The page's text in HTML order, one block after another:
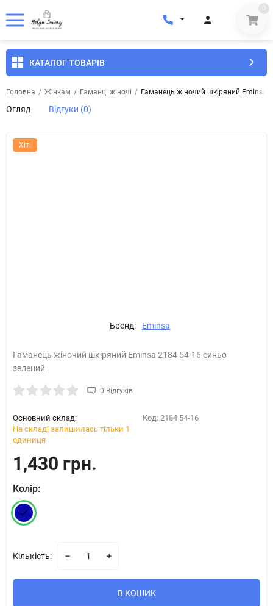
0
КАТАЛОГ ТОВАРІВ
Головна / Жінкам / Гаманці жіночі / Гаманець жіночий шкіряний Eminsa
Огляд Відгуки (0)
Хіт!
Бренд: Eminsa
Гаманець жіночий шкіряний Eminsa 2184 54-16 синьо-
зелений​
0 Відгуків
Основний склад:
На складі залишилась тільки 1
одиниця
Код: 2184 54-16
1,430 грн.
Колір:
Кількість:
В КОШИК